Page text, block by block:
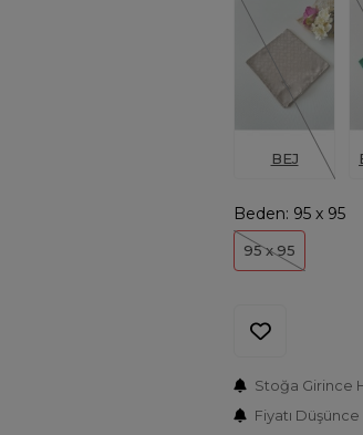
BEJ
Beden: 95 x 95
95 x 95
Stoğa Girince
Fiyatı